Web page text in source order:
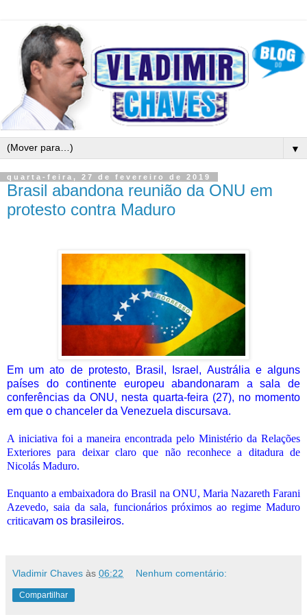
▼
quarta-feira, 27 de fevereiro de 2019
Brasil abandona reunião da ONU em
protesto contra Maduro
Em um ato de protesto, Brasil, Israel, Austrália e alguns
países do continente europeu abandonaram a sala de
conferências da ONU, nesta quarta-feira (27), no momento
em que o chanceler da Venezuela discursava.
A iniciativa foi a maneira encontrada pelo Ministério da Relações
Exteriores para deixar claro que não reconhece a ditadura de
Nicolás Maduro.
Enquanto a embaixadora do Brasil na ONU, Maria Nazareth Farani
Azevedo, saia da sala, funcionários próximos ao regime Maduro
criticavam os brasileiros.
Vladimir Chaves às 06:22 Nenhum comentário:
Compartilhar